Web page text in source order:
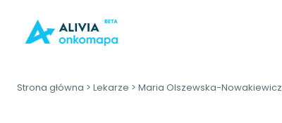
Strona główna > Lekarze > Maria Olszewska-Nowakiewicz